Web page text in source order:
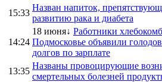
15:33
Назван напиток,
развитию рака и диабета
14:24
18 июня↓ Работники
Подмосковье объявили
долгов по зарплате
13:35
Названы провоцирующие
смертельных болезней